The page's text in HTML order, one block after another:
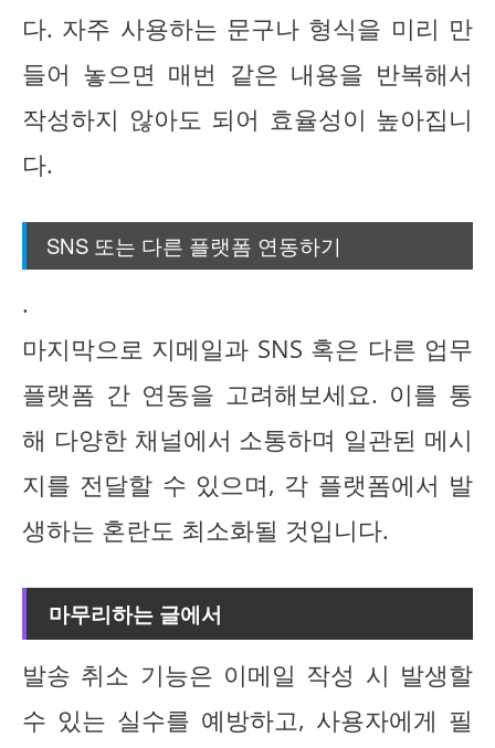
다. 자주 사용하는 문구나 형식을 미리 만
들어 놓으면 매번 같은 내용을 반복해서
작성하지 않아도 되어 효율성이 높아집니
다.
SNS 또는 다른 플랫폼 연동하기
.
마지막으로 지메일과 SNS 혹은 다른 업무
플랫폼 간 연동을 고려해보세요. 이를 통
해 다양한 채널에서 소통하며 일관된 메시
지를 전달할 수 있으며, 각 플랫폼에서 발
생하는 혼란도 최소화될 것입니다.
마무리하는 글에서
발송 취소 기능은 이메일 작성 시 발생할
수 있는 실수를 예방하고, 사용자에게 필